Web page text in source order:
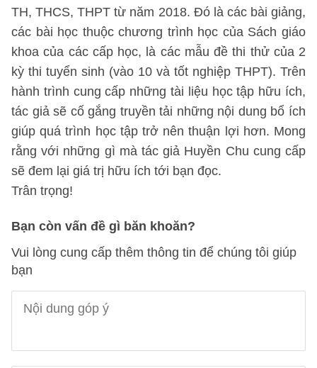
TH, THCS, THPT từ năm 2018. Đó là các bài giảng,
các bài học thuộc chương trình học của Sách giáo
khoa của các cấp học, là các mẫu đề thi thử của 2
kỳ thi tuyển sinh (vào 10 và tốt nghiệp THPT). Trên
hành trình cung cấp những tài liệu học tập hữu ích,
tác giả sẽ cố gắng truyền tải những nội dung bổ ích
giúp quá trình học tập trở nên thuận lợi hơn. Mong
rằng với những gì mà tác giả Huyền Chu cung cấp
sẽ đem lại giá trị hữu ích tới bạn đọc.
Trân trọng!
Bạn còn vấn đề gì băn khoăn?
Vui lòng cung cấp thêm thông tin để chúng tôi giúp
bạn